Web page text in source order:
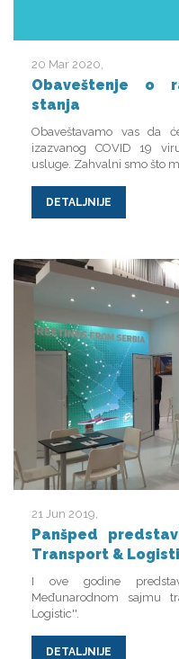
20 Mar 2020
Obaveštenje o
stanja
Obaveštavamo vas da
izazvanog COVID 19
usluge. Zahvalni smo što
DETALJNIJE
21 Jun 2019
Panšped
Transport &
I ove godine
Međunarodnom sajmu
Logistic''.
DETALJNIJE